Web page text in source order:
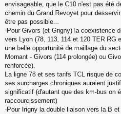
envisageable, que le C10 n'est pas été
chemin du Grand Revoyet pour
être pas possible...
-Pour Givors (et Grigny) la coexistence
vers Lyon (78, 113, 114 et 120 TER RG
une belle opportunité de maillage du
Mornant - Givors (114 prolongée) ou
renforcée).
La ligne 78 et ses tarifs TCL risque de
ses surcharges chroniques auraient
significatif (d'autant que des km-bus on
raccourcissement)
-Pour Irigny la double liaison vers la B